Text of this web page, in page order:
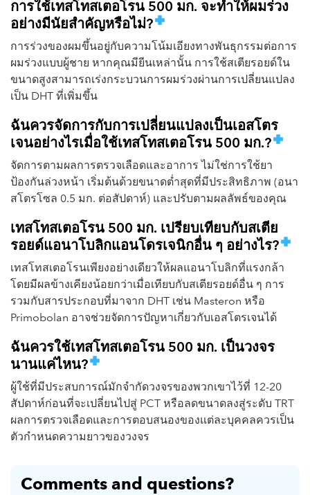
การใช้เทสโทสเตอโรน 500 มก. จะทำให้ผมร่วง
อย่างมีนัยสำคัญหรือไม่?
การร่วงของผมขึ้นอยู่กับความโน้มเอียงทางพันธุกรรมต่อการ
ผมร่วงแบบผู้ชาย หากคุณมียีนเหล่านั้น การใช้สเตียรอยด์ใน
ขนาดสูงสามารถเร่งกระบวนการผมร่วงผ่านการเปลี่ยนแปลง
เป็น DHT ที่เพิ่มขึ้น
ฉันควรจัดการกับการเปลี่ยนแปลงเป็นเอสโตร
เจนอย่างไรเมื่อใช้เทสโทสเตอโรน 500 มก.?
จัดการตามผลการตรวจเลือดและอาการ ไม่ใช่การใช้ยา
ป้องกันล่วงหน้า เริ่มต้นด้วยขนาดต่ำสุดที่มีประสิทธิภาพ (อนา
สโตรโซล 0.5 มก. ต่อสัปดาห์) และปรับตามผลลัพธ์ของคุณ
เทสโทสเตอโรน 500 มก. เปรียบเทียบกับสเตีย
รอยด์แอนาโบลิกแอนโดรเจนิกอื่น ๆ อย่างไร?
เทสโทสเตอโรนเพียงอย่างเดียวให้ผลแอนาโบลิกที่แรงกล้า
โดยมีผลข้างเคียงน้อยกว่าเมื่อเทียบกับสเตียรอยด์อื่น ๆ การ
รวมกับสารประกอบที่มาจาก DHT เช่น Masteron หรือ
Primobolan อาจช่วยจัดการปัญหาเกี่ยวกับเอสโตรเจนได้
ฉันควรใช้เทสโทสเตอโรน 500 มก. เป็นวงจร
นานแค่ไหน?
ผู้ใช้ที่มีประสบการณ์มักจำกัดวงจรของพวกเขาไว้ที่ 12-20
สัปดาห์ก่อนที่จะเปลี่ยนไปสู่ PCT หรือลดขนาดลงสู่ระดับ TRT
ผลการตรวจเลือดและการตอบสนองของแต่ละบุคคลควรเป็น
ตัวกำหนดความยาวของวงจร
Comments and questions?